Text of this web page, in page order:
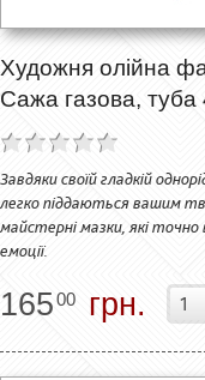
Художня олійна
Сажа газова, туба
Завдяки своїй гладкій
легко піддаються вашим
майстерні мазки, які
емоції.
16500 грн.